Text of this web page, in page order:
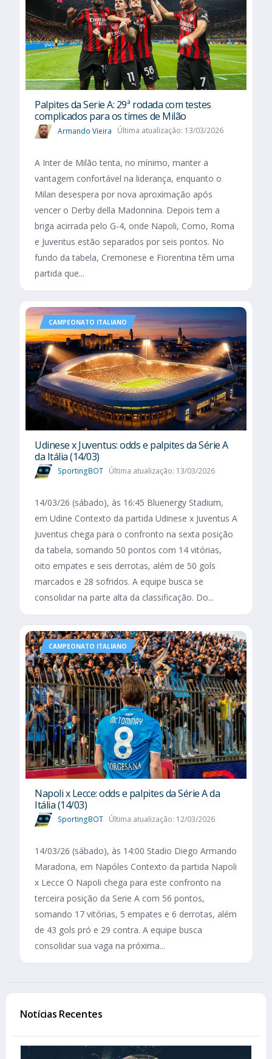
Palpites da Serie A: 29ª rodada com testes
complicados para os times de Milão
Armando Vieira Última atualização: 13/03/2026
A Inter de Milão tenta, no mínimo, manter a
vantagem confortável na liderança, enquanto o
Milan desespera por nova aproximação após
vencer o Derby della Madonnina. Depois tem a
briga acirrada pelo G-4, onde Napoli, Como, Roma
e Juventus estão separados por seis pontos. No
fundo da tabela, Cremonese e Fiorentina têm uma
partida que...
CAMPEONATO ITALIANO
Udinese x Juventus: odds e palpites da Série A
da Itália (14/03)
SportingBOT Última atualização: 13/03/2026
14/03/26 (sábado), às 16:45 Bluenergy Stadium,
em Udine Contexto da partida Udinese x Juventus A
Juventus chega para o confronto na sexta posição
da tabela, somando 50 pontos com 14 vitórias,
oito empates e seis derrotas, além de 50 gols
marcados e 28 sofridos. A equipe busca se
consolidar na parte alta da classificação. Do...
CAMPEONATO ITALIANO
Napoli x Lecce: odds e palpites da Série A da
Itália (14/03)
SportingBOT Última atualização: 12/03/2026
14/03/26 (sábado), às 14:00 Stadio Diego Armando
Maradona, em Napóles Contexto da partida Napoli
x Lecce O Napoli chega para este confronto na
terceira posição da Serie A com 56 pontos,
somando 17 vitórias, 5 empates e 6 derrotas, além
de 43 gols pró e 29 contra. A equipe busca
consolidar sua vaga na próxima...
Notícias Recentes